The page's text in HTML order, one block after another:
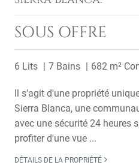
SOUS OFFRE
6 Lits 7 Bains 682 m²
Il s'agit d'une propriété
Sierra Blanca, une
avec une sécurité 24 heures
profiter d'une vue ...
DÉTAILS DE LA PROPRIÉTÉ